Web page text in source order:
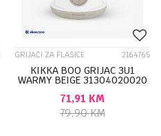
GRIJAČI ZA FLAŠICE 2164765
KIKKA BOO GRIJAC 3U1
WARMY BEIGE 31304020020
71,91 KM
79,90KM